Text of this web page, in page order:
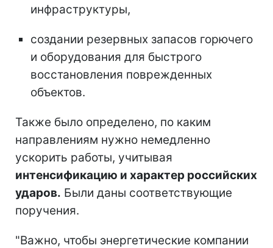
инфраструктуры,
создании резервных запасов горючего
и оборудования для быстрого
восстановления поврежденных
объектов.
Также было определено, по каким
направлениям нужно немедленно
ускорить работы, учитывая
интенсификацию и характер российских
ударов. Были даны соответствующие
поручения.
"Важно, чтобы энергетические компании